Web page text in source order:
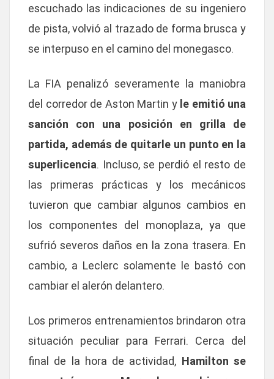
escuchado las indicaciones de su ingeniero
de pista, volvió al trazado de forma brusca y
se interpuso en el camino del monegasco.
La FIA penalizó severamente la maniobra
del corredor de Aston Martin y le emitió una
sanción con una posición en grilla de
partida, además de quitarle un punto en la
superlicencia. Incluso, se perdió el resto de
las primeras prácticas y los mecánicos
tuvieron que cambiar algunos cambios en
los componentes del monoplaza, ya que
sufrió severos daños en la zona trasera. En
cambio, a Leclerc solamente le bastó con
cambiar el alerón delantero.
Los primeros entrenamientos brindaron otra
situación peculiar para Ferrari. Cerca del
final de la hora de actividad, Hamilton se